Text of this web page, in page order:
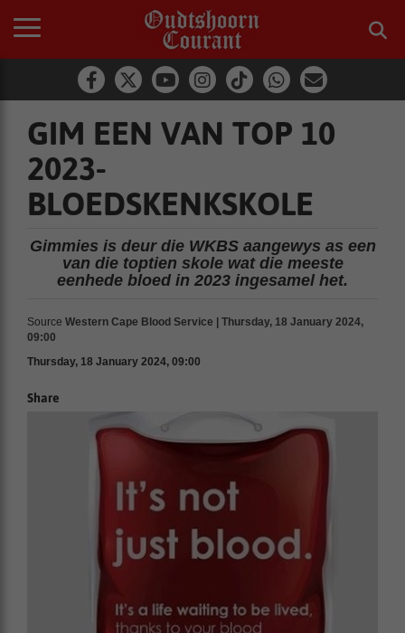
GIM EEN VAN TOP 10
2023-
BLOEDSKENKSKOLE
Gimmies is deur die WKBS aangewys as een
van die toptien skole wat die meeste
eenhede bloed in 2023 ingesamel het.
Source Western Cape Blood Service | Thursday, 18 January 2024,
09:00
Thursday, 18 January 2024, 09:00
Share